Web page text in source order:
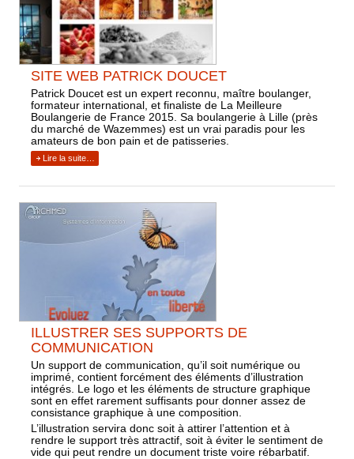
SITE WEB PATRICK DOUCET
Patrick Doucet est un expert reconnu, maître boulanger,
formateur international, et finaliste de La Meilleure
Boulangerie de France 2015. Sa boulangerie à Lille (près
du marché de Wazemmes) est un vrai paradis pour les
amateurs de bon pain et de patisseries.
Lire la suite…
ILLUSTRER SES SUPPORTS DE
COMMUNICATION
Un support de communication, qu’il soit numérique ou
imprimé, contient forcément des éléments d’illustration
intégrés. Le logo et les éléments de structure graphique
sont en effet rarement suffisants pour donner assez de
consistance graphique à une composition.
L’illustration servira donc soit à attirer l’attention et à
rendre le support très attractif, soit à éviter le sentiment de
vide qui peut rendre un document triste voire rébarbatif.